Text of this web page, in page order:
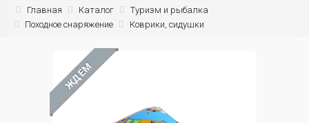
Главная Каталог
Туризм и рыбалка
Походное снаряжение
Коврики, сидушки
ЖДЁМ